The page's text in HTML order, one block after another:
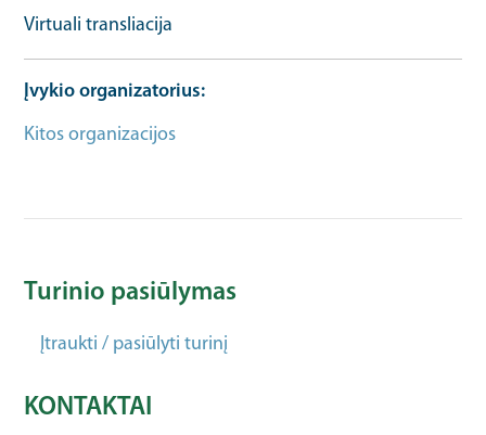
Virtuali transliacija
Įvykio organizatorius
Kitos organizacijos
Turinio pasiūlymas
Įtraukti / pasiūlyti turinį
KONTAKTAI